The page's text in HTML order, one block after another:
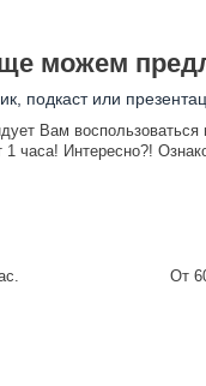
можем
подкаст или
Вам
часа! Интересно?!
От